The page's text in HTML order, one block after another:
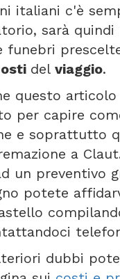
italiani c'è
sarà quindi
funebri
del viaggio.
questo articolo
per capire
e soprattutto
a
un preventivo
potete
dubbi